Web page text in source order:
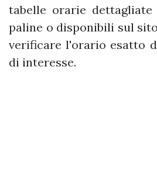
tabelle orarie
paline o disponibili sul
verificare l'orario esatto
di interesse.